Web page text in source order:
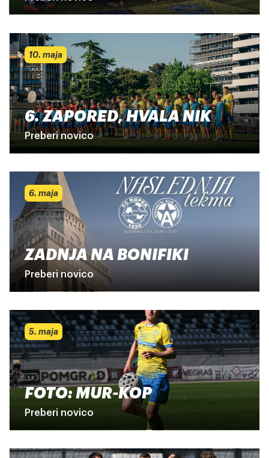
10. maja
6. ZAPORED, HVALA NIK
Preberi novico
6. maja
ZADNJA NA BONIFIKI
Preberi novico
5. maja
FOTO: MUR-KOP
Preberi novico